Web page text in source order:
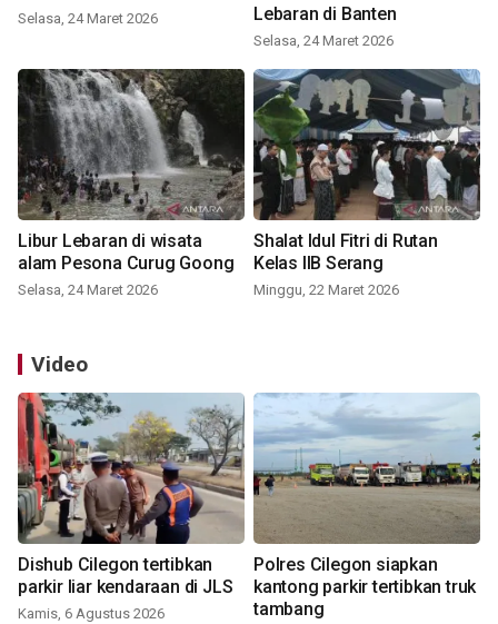
Selasa, 24 Maret 2026
Lebaran di Banten
Selasa, 24 Maret 2026
Libur Lebaran di wisata
alam Pesona Curug Goong
Selasa, 24 Maret 2026
Shalat Idul Fitri di Rutan
Kelas IIB Serang
Minggu, 22 Maret 2026
Video
Dishub Cilegon tertibkan
parkir liar kendaraan di JLS
Kamis, 6 Agustus 2026
Polres Cilegon siapkan
kantong parkir tertibkan truk
tambang